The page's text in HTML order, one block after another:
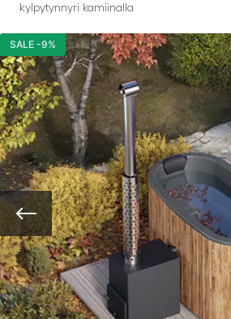
kylpytynnyri kamiinalla
SALE -9%